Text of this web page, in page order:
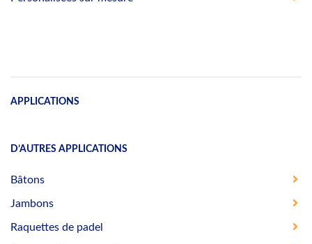
APPLICATIONS
D’AUTRES APPLICATIONS
Bâtons
Jambons
Raquettes de padel